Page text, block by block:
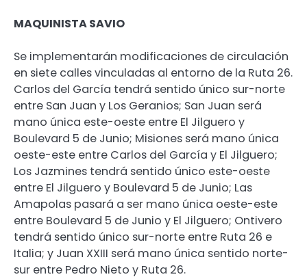
MAQUINISTA SAVIO
Se implementarán modificaciones de circulación
en siete calles vinculadas al entorno de la Ruta 26.
Carlos del García tendrá sentido único sur-norte
entre San Juan y Los Geranios; San Juan será
mano única este-oeste entre El Jilguero y
Boulevard 5 de Junio; Misiones será mano única
oeste-este entre Carlos del García y El Jilguero;
Los Jazmines tendrá sentido único este-oeste
entre El Jilguero y Boulevard 5 de Junio; Las
Amapolas pasará a ser mano única oeste-este
entre Boulevard 5 de Junio y El Jilguero; Ontivero
tendrá sentido único sur-norte entre Ruta 26 e
Italia; y Juan XXIII será mano única sentido norte-
sur entre Pedro Nieto y Ruta 26.